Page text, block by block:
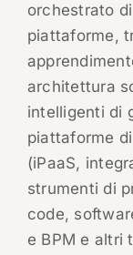
orchestrato
piattaforme,
architettura
intelligenti di
piattaforme
(iPaaS,
strumenti di
code,
e BPM e altri